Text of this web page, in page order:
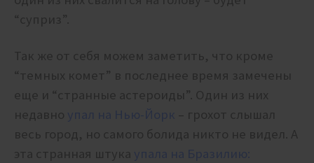
“суприз”.
Так же от себя можем заметить, что кроме
“темных комет” в последнее время замечены
еще и “странные астероиды”. Один из них
недавно упал на Нью-Йорк – грохот слышал
весь город, но самого болида никто не видел. А
эта странная штука упала на Бразилию: